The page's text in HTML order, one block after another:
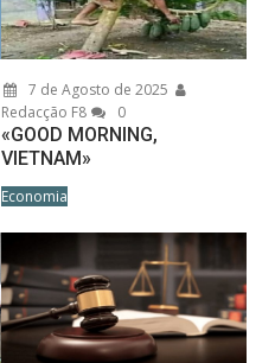
7 de Agosto de 2025
Redacção F8
0
«GOOD MORNING,
VIETNAM»
Economia